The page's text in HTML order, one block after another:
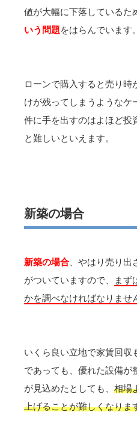
値が大幅に下落しているた
いう問題をはらんでいます。
ローンで購入すると売り時
けが残ってしまうようなケ
件に手を出すのはよほど投
と難しいといえます。
新築の場合
新築の場合 、やはり売り
がついていますので、
まず
かを調べなければなりませ
いくら良い立地で家賃回収
であっても、優れた設備が
が見込めたとしても、 相場
上げることが難しくなりま